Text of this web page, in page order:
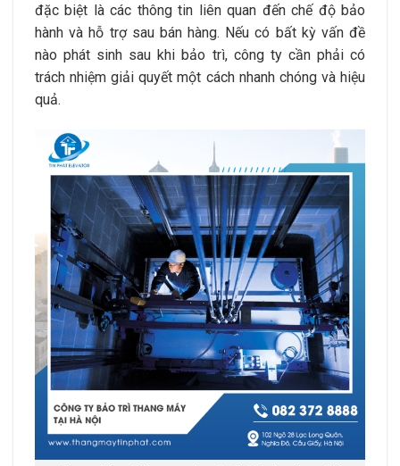
đặc biệt là các thông tin liên quan đến chế độ bảo
hành và hỗ trợ sau bán hàng. Nếu có bất kỳ vấn đề
nào phát sinh sau khi bảo trì, công ty cần phải có
trách nhiệm giải quyết một cách nhanh chóng và hiệu
quả.